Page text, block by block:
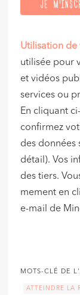
Utilisation de
utilisée pour
et vidéos
services ou
En cliquant
confirmez
des données
détail). Vos
des tiers.
mement en
e-mail de
MOTS-CLÉ DE
ATTEINDRE LA